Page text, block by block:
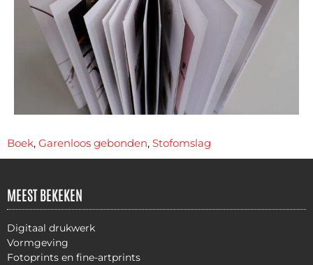
Boek, Garenloos gebonden, Stofomslag
MEEST BEKEKEN
Digitaal drukwerk
Vormgeving
Fotoprints en fine-artprints